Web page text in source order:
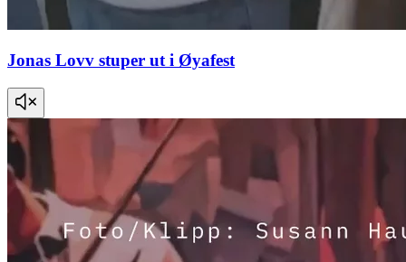
Jonas Lovv stuper ut i Øyafest